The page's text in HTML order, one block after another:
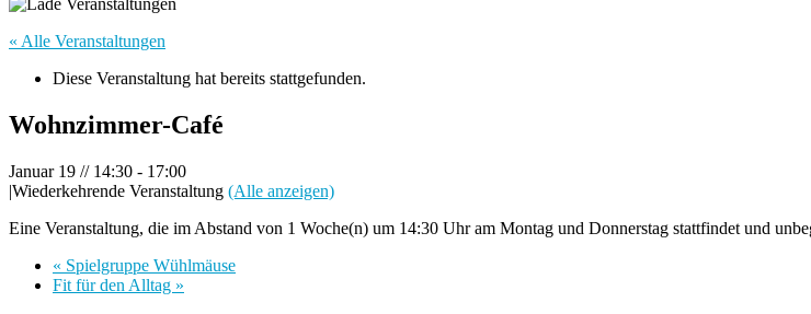
« Alle Veranstaltungen
Diese Veranstaltung hat bereits stattgefunden.
Wohnzimmer-Café
Januar 19 // 14:30 - 17:00
|Wiederkehrende Veranstaltung (Alle anzeigen)
Eine Veranstaltung, die im Abstand von 1 Woche(n) um 14:30 Uhr am Montag und Donnerstag stattfindet und
« Spielgruppe Wühlmäuse
Fit für den Alltag »